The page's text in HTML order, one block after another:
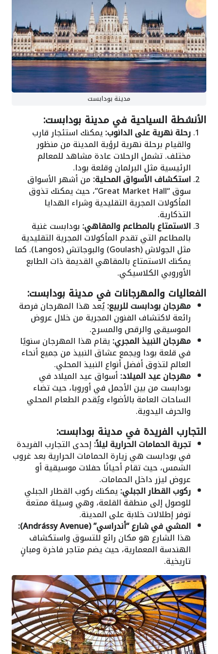
مدينة بودابست
الأنشطة السياحية في مدينة بودابست:
رحلة نهرية على الدانوب:يمكنك استئجار قارب
والقيام برحلة نهرية لرؤية المدينة من منظور
مختلف. تشمل الرحلات عادة مشاهد للمعالم
الرئيسية مثل البرلمان وقلعة بودا.
استكشاف الأسواق المحلية: من أشهر الأسواق
سوق “Great Market Hall”، حيث يمكنك تذوق
المأكولات المجرية التقليدية وشراء الهدايا
التذكارية.
الاستمتاع بالمطاعم والمقاهي: بودابست غنية
بالمطاعم التي تقدم المأكولات المجرية التقليدية
مثل الجولاش (Goulash) والبوجاتش (Langos). كما
يمكنك الاستمتاع بالمقاهي القديمة ذات الطابع
الأوروبي الكلاسيكي.
الفعاليات والمهرجانات في مدينة بودابست:
مهرجان بودابست للربيع:يُعد هذا المهرجان فرصة
رائعة لاكتشاف الفنون المجرية من خلال عروض
الموسيقى والرقص والمسرح.
مهرجان النبيذ المجري:يقام هذا المهرجان سنويًا
في قلعة بودا ويجمع عشاق النبيذ من جميع أنحاء
العالم لتذوق أفضل أنواع النبيذ المحلي.
مهرجان عيد الميلاد: أسواق عيد الميلاد في
بودابست من بين الأجمل في أوروبا، حيث تضاء
الساحات العامة بالأضواء ويُقدم الطعام المحلي
والحرف اليدوية.
التجارب الفريدة في مدينة بودابست:
تجربة الحمامات الحرارية ليلاً: إحدى التجارب الفريدة
في بودابست هي زيارة الحمامات الحرارية بعد غروب
الشمس، حيث تقام أحيانًا حفلات موسيقية أو
عروض ليزر داخل الحمامات.
ركوب القطار الجبلي:يمكنك ركوب القطار الجبلي
للوصول إلى منطقة القلعة، وهي وسيلة ممتعة
توفر إطلالات خلابة على المدينة.
المشي في شارع “أندراسي” (Andrássy Avenue):
هذا الشارع هو مكان رائع للتسوق واستكشاف
الهندسة المعمارية، حيث يضم متاجر فاخرة ومبانٍ
تاريخية.